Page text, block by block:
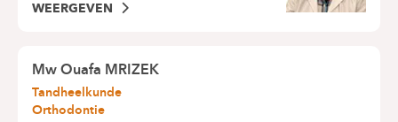
WEERGEVEN
MwOuafa MRIZEK
Tandheelkunde
Orthodontie